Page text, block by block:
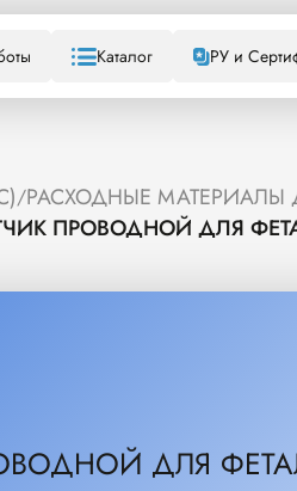
Каталог РУ и
/РАСХОДНЫЕ МАТЕРИАЛЫ
ПРОВОДНОЙ ДЛЯ
ДЛЯ